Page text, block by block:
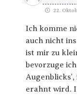
22.
Ich komme
auch nicht
ist mir zu
bevorzuge
erahnt wird.